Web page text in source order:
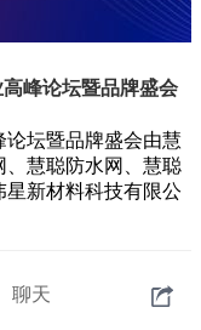
峰论坛暨品牌盛会
论坛暨品牌盛会由慧
、慧聪防水网、慧聪
星新材料科技有限公
聊天